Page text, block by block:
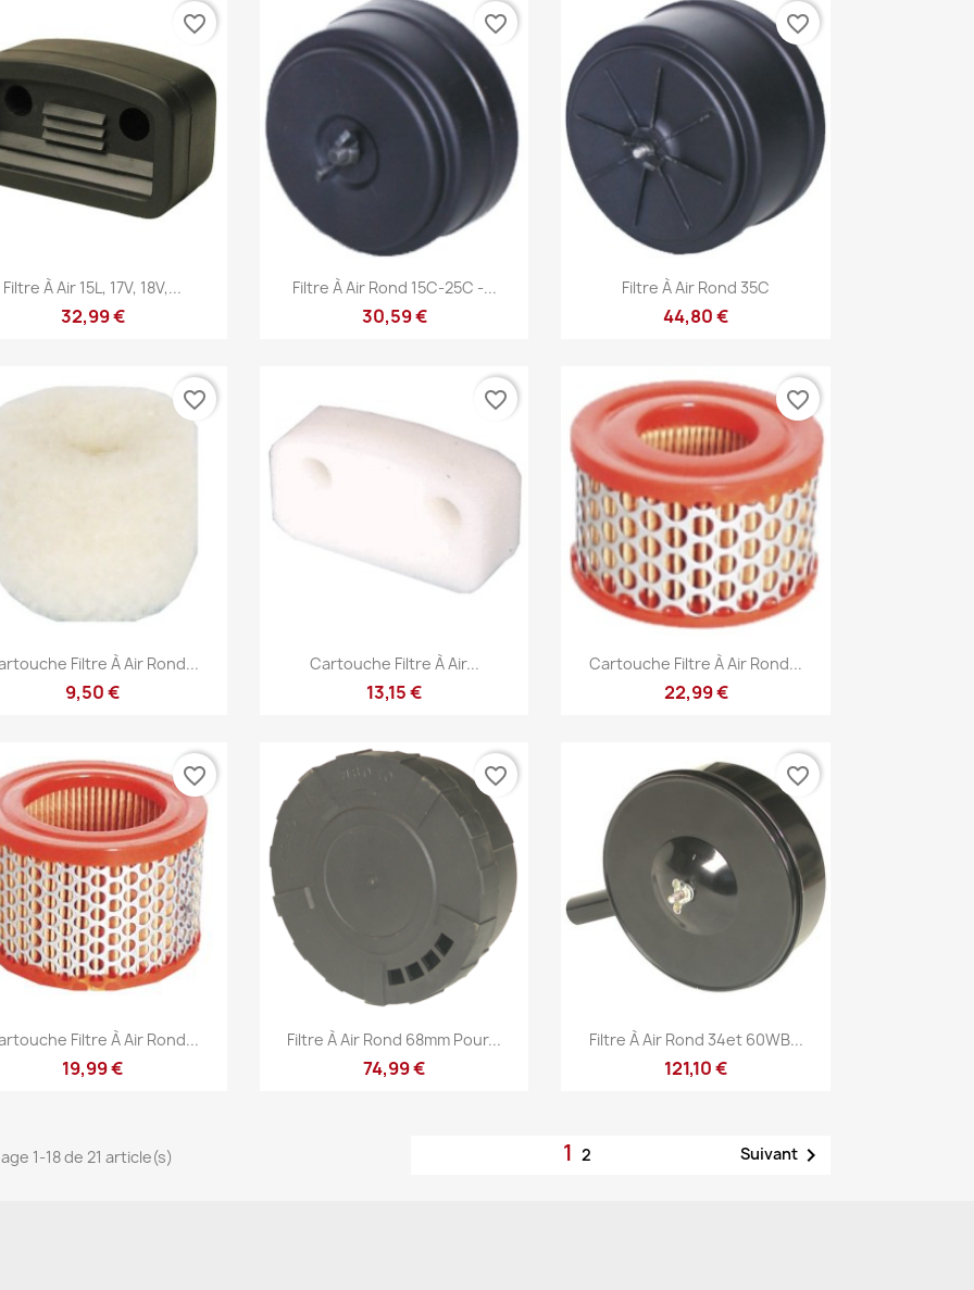
 Aperçu rapide
Filtre À Air 15L, 17V, 18V,...
32,99 €
favorite_border
 Aperçu rapide
Filtre À Air Rond 15C-25C -...
30,59 €
favorite_border
Aperçu rapide
Filtre À Air Rond 35C
44,80 €
favorite_border
Aperçu rapide
Filtre À Air Rond...
9,50 €
favorite_border
Aperçu rapide
Cartouche Filtre À Air...
13,15 €
favorite_border
Aperçu rapide
Cartouche Filtre À Air Rond...
22,99 €
favorite_border
Aperçu rapide
Filtre À Air Rond...
19,99 €
favorite_border
Aperçu rapide
Filtre À Air Rond 68mm Pour...
74,99 €
favorite_border
Aperçu rapide
Filtre À Air Rond 34et 60WB...
121,10 €
favorite_border
1-18 de 21 article(s) 12 Suivant